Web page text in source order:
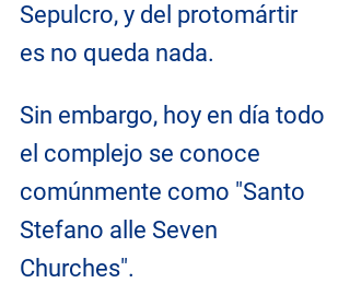
Sepulcro, y del protomártir
es no queda nada.
Sin embargo, hoy en día todo
el complejo se conoce
comúnmente como "Santo
Stefano alle Seven
Churches".